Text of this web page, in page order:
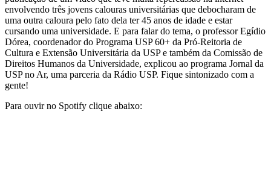
envolvendo três jovens calouras universitárias que debocharam de
uma outra caloura pelo fato dela ter 45 anos de idade e estar
cursando uma universidade. E para falar do tema, o professor Egídio
Dórea, coordenador do Programa USP 60+ da Pró-Reitoria de
Cultura e Extensão Universitária da USP e também da Comissão de
Direitos Humanos da Universidade, explicou ao programa Jornal da
USP no Ar, uma parceria da Rádio USP. Fique sintonizado com a
gente!
Para ouvir no Spotify clique abaixo: